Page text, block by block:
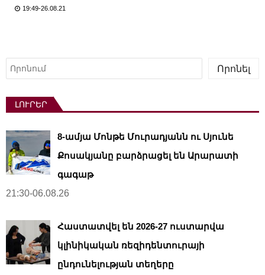
19:49-26.08.21
Որոնել
Որոնել
ԼՈՒՐԵՐ
8-ամյա Մոնթե Մուրադյանն ու Սյունե
Քոսակյանը բարձրացել են Արարատի
գագաթ
21:30-06.08.26
Հաստատվել են 2026-27 ուստարվա
կլինիկական ռեզիդենտուրայի
ընդունելության տեղերը